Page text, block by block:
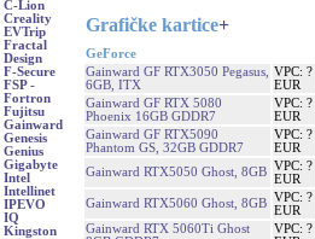
C-Lion
Creality
EVTrip
Fractal
Design
F-Secure
FSP -
Fortron
Fujitsu
Gainward
Genesis
Genius
Gigabyte
Intel
Intellinet
IPEVO
IQ
Kingston
Grafičke kartice+
GeForce
Gainward GF RTX3050 Pegasus,
6GB, ITX
VPC: ?
EUR
Gainward GF RTX 5080
Phoenix 16GB GDDR7
VPC: ?
EUR
Gainward GF RTX5090
Phantom GS, 32GB GDDR7
VPC: ?
EUR
Gainward RTX5050 Ghost, 8GB VPC: ?
EUR
Gainward RTX5060 Ghost, 8GB VPC: ?
EUR
Gainward RTX 5060Ti Ghost
VPC: ?